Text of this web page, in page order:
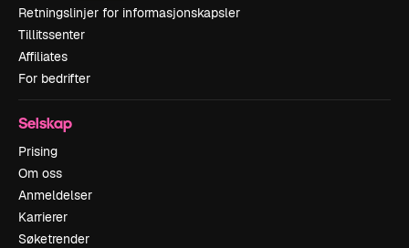
Retningslinjer for informasjonskapsler
Tillitssenter
Affiliates
For bedrifter
Selskap
Prising
Om oss
Anmeldelser
Karrierer
Søketrender